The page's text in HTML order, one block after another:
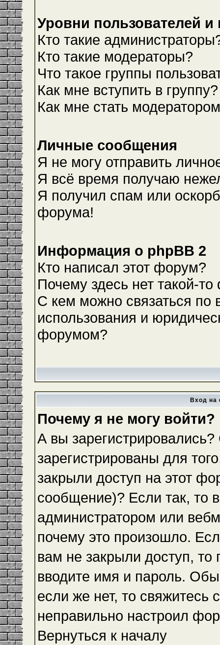
Уровни пользователей и
Кто такие
Кто такие модераторы?
Что такое группы
Как мне вступить в группу?
Как мне стать
Личные сообщения
Я не могу отправить
Я всё время получаю
Я получил спам или
форума!
Информация о phpBB 2
Кто написал этот форум?
Почему здесь нет такой-
С кем можно связаться по
использования и
форумом?
Вход на
Почему я не могу войти?
А вы
зарегистрированы для
закрыли доступ на этот
сообщение)? Если так, то
администратором или
почему это произошло.
вам не закрыли доступ,
вводите имя и пароль.
если же нет, то свяжитесь
неправильно настроил
Вернуться к началу